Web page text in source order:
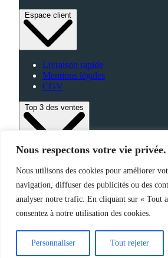
Nous respectons votre vie privée.
Nous utilisons des cookies pour améliorer
navigation, diffuser des publicités ou des
analyser notre trafic. En cliquant sur « Tout
consentez à notre utilisation des cookies.
Personnaliser Tout rejeter
Espace client
Livraison rapide
Mentions légales
CGV
Top 3 des ventes
High-Tech
Fabriqué en France
©2025 Jemapub – Tous droits